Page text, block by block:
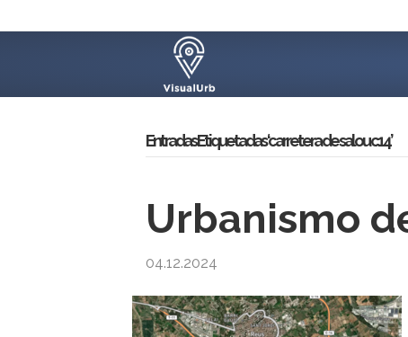
Entradas Etiquetadas ‘carretera de salou c14’
Urbanismo
04.12.2024